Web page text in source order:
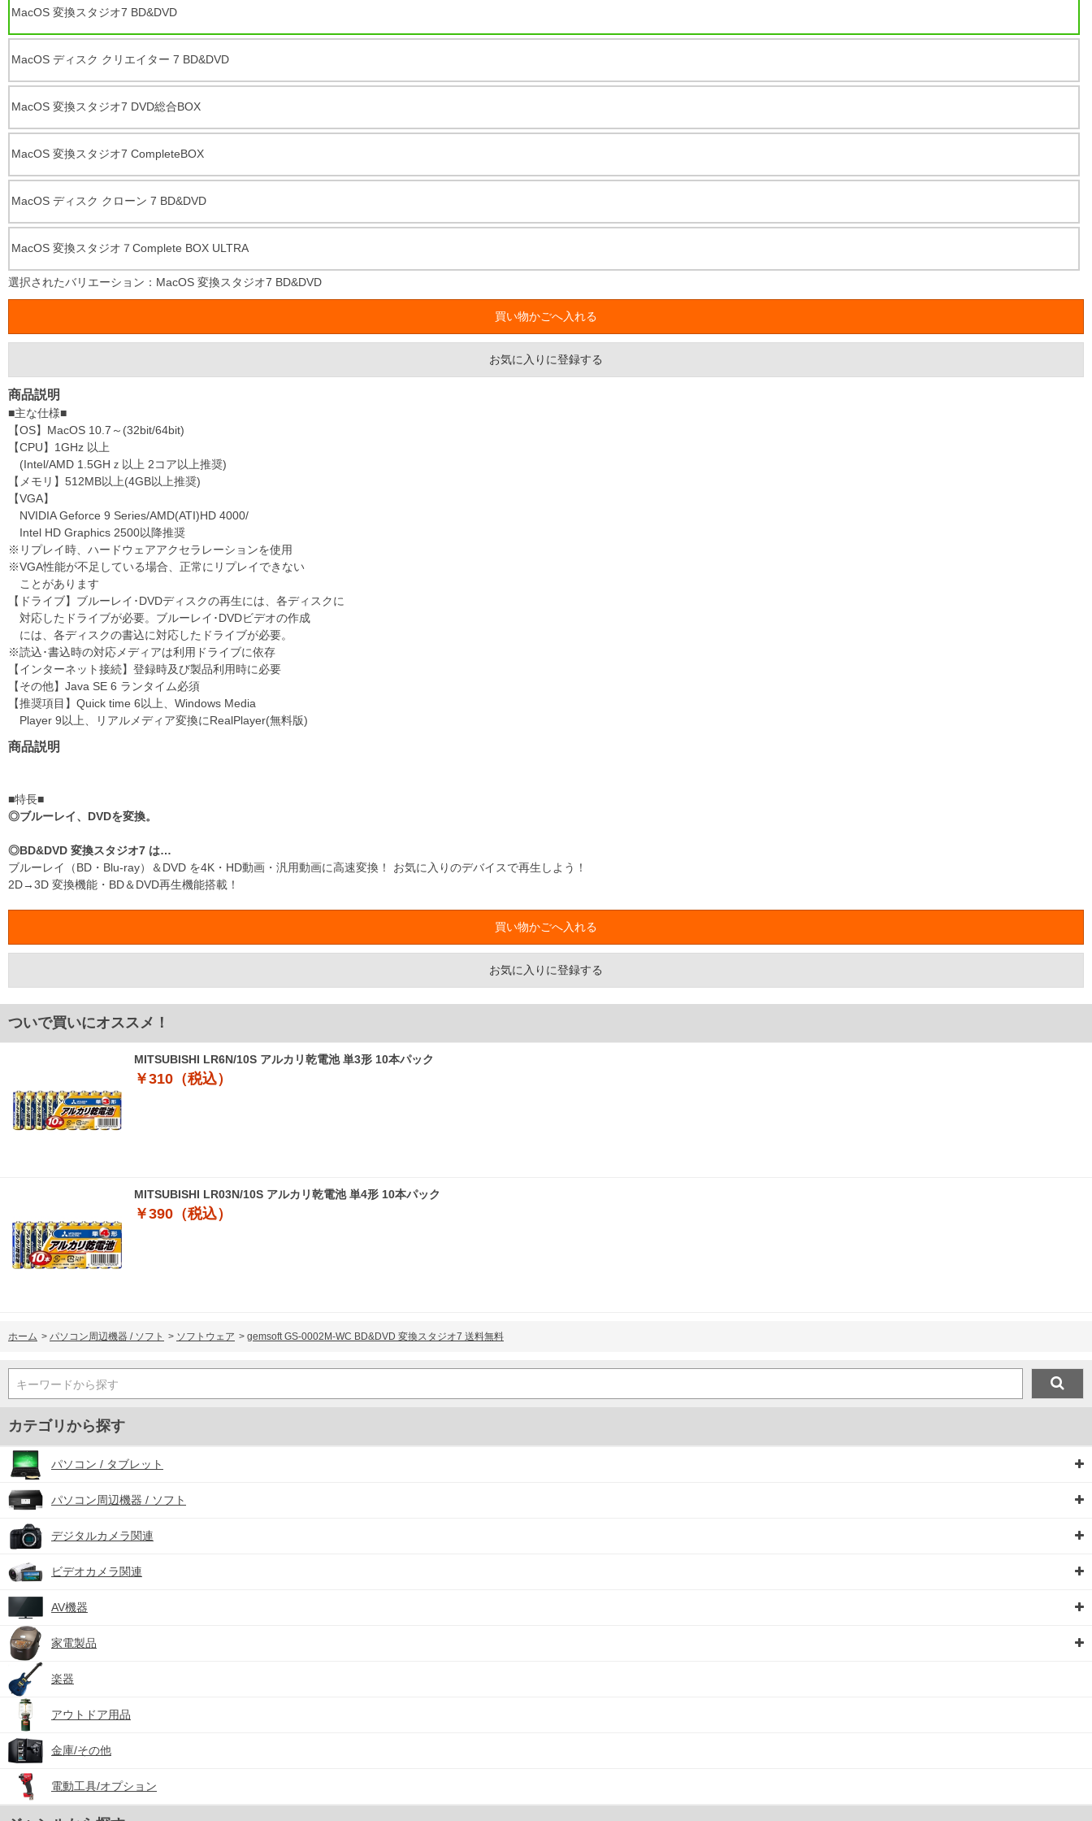
MacOS 変換スタジオ7 BD&DVD
MacOS ディスク クリエイター 7 BD&DVD
MacOS 変換スタジオ7 DVD総合BOX
MacOS 変換スタジオ7 CompleteBOX
MacOS ディスク クローン 7 BD&DVD
MacOS 変換スタジオ７Complete BOX ULTRA
選択されたバリエーション：MacOS 変換スタジオ7 BD&DVD
お気に入りに登録する
商品説明
■主な仕様■
【OS】MacOS 10.7～(32bit/64bit)
【CPU】1GHz 以上
(Intel/AMD 1.5GHｚ以上 2コア以上推奨)
【メモリ】512MB以上(4GB以上推奨)
【VGA】
NVIDIA Geforce 9 Series/AMD(ATI)HD 4000/
Intel HD Graphics 2500以降推奨
※リプレイ時、ハードウェアアクセラレーションを使用
※VGA性能が不足している場合、正常にリプレイできない
ことがあります
【ドライブ】ブルーレイ･DVDディスクの再生には、各ディスクに
対応したドライブが必要。ブルーレイ･DVDビデオの作成
には、各ディスクの書込に対応したドライブが必要。
※読込･書込時の対応メディアは利用ドライブに依存
【インターネット接続】登録時及び製品利用時に必要
【その他】Java SE 6 ランタイム必須
【推奨項目】Quick time 6以上、Windows Media
Player 9以上、リアルメディア変換にRealPlayer(無料版)
商品説明
■特長■
◎ブルーレイ、DVDを変換。
◎BD&DVD 変換スタジオ7 は…
ブルーレイ（BD・Blu-ray）＆DVD を4K・HD動画・汎用動画に高速変換！ お気に入りのデバイスで再生しよう！
2D→3D 変換機能・BD＆DVD再生機能搭載！
お気に入りに登録する
ついで買いにオススメ！
MITSUBISHI LR6N/10S アルカリ乾電池 単3形 10本パック
￥310（税込）
MITSUBISHI LR03N/10S アルカリ乾電池 単4形 10本パック
￥390（税込）
ホーム > パソコン周辺機器 / ソフト > ソフトウェア > gemsoft GS-0002M-WC BD&DVD 変換スタジオ7 送料無料
キーワードから探す
カテゴリから探す
パソコン / タブレット
パソコン周辺機器 / ソフト
デジタルカメラ関連
ビデオカメラ関連
AV機器
家電製品
楽器
アウトドア用品
金庫/その他
電動工具/オプション